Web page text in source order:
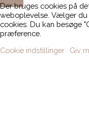
Der bruges cookies på
weboplevelse. Vælger du
cookies. Du kan besøge
præference.
Cookie indstillinger
Giv